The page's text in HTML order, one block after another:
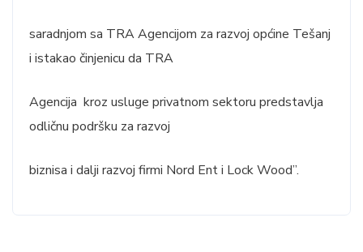
saradnjom sa TRA Agencijom za razvoj općine Tešanj
i istakao činjenicu da TRA
Agencija kroz usluge privatnom sektoru predstavlja
odličnu podršku za razvoj
biznisa i dalji razvoj firmi Nord Ent i Lock Wood”.